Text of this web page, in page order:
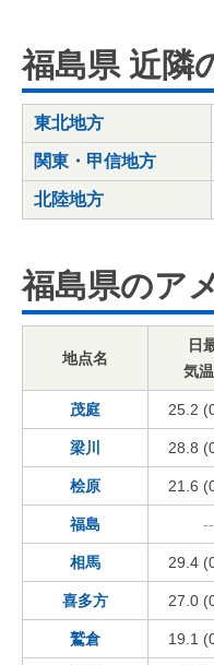
福島県 近隣
東北地方
関東・甲信地方
北陸地方
福島県のア
地点名
日
気
茂庭 25.2
梁川 28.8
桧原 21.6
福島
相馬 29.4
喜多方 27.0
鷲倉 19.1